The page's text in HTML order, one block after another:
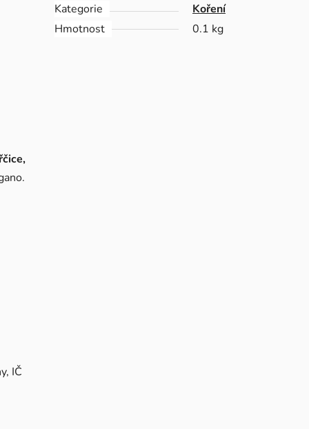
IČ
Kategorie
Koření
Hmotnost
0.1 kg